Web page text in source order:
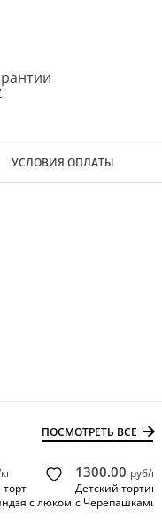
УСЛОВИЯ ОПЛАТЫ
ПОСМОТРЕТЬ ВСЕ
с люком
1300.00 руб/кг
Детский
с Черепашками